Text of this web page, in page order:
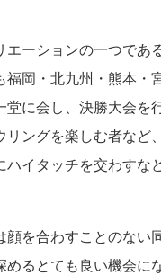
ーションの一つであ
岡・北九州・熊本・
に会し、決勝大会を
ングを楽しむ者など
ハイタッチを交わすな
を合わすことのない
るとても良い機会に